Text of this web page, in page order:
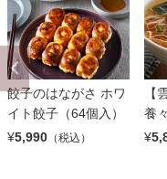
餃子のはながさ ホワ
イト餃子（64個入）
¥5,990 （税込）
【
養
¥